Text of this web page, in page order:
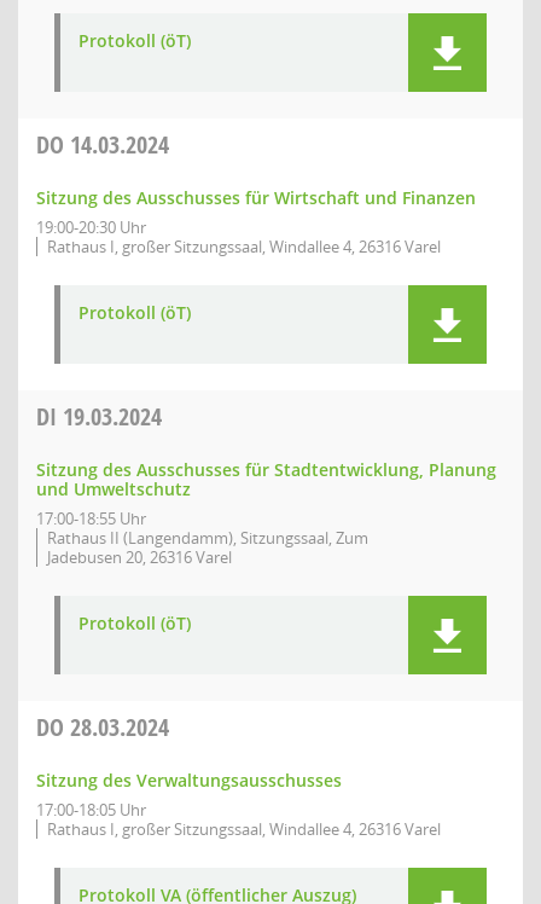
Protokoll (öT)
DO 14.03.2024
Sitzung des Ausschusses für Wirtschaft und Finanzen
19:00-20:30 Uhr
Rathaus I, großer Sitzungssaal, Windallee 4, 26316 Varel
Protokoll (öT)
DI 19.03.2024
Sitzung des Ausschusses für Stadtentwicklung, Planung
und Umweltschutz
17:00-18:55 Uhr
Rathaus II (Langendamm), Sitzungssaal, Zum
Jadebusen 20, 26316 Varel
Protokoll (öT)
DO 28.03.2024
Sitzung des Verwaltungsausschusses
17:00-18:05 Uhr
Rathaus I, großer Sitzungssaal, Windallee 4, 26316 Varel
Protokoll VA (öffentlicher Auszug)